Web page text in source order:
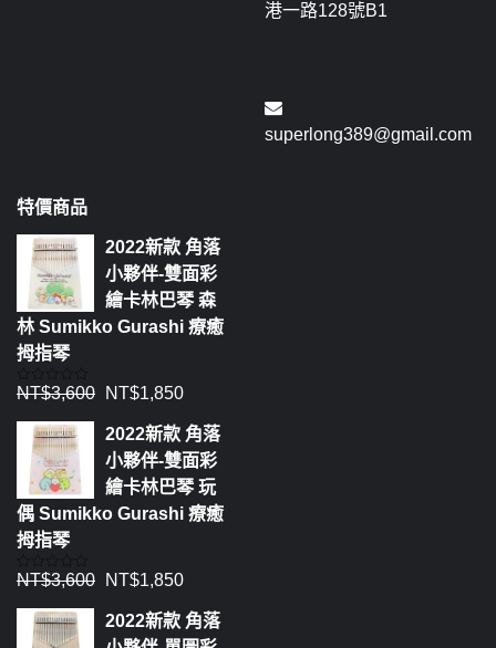
港一路128號B1
superlong389@gmail.com
特價商品
2022新款 角落
小夥伴-雙面彩
繪卡林巴琴 森
林 Sumikko Gurashi 療癒
拇指琴
評
0
NT$3,600 NT$1,850
2022新款 角落
小夥伴-雙面彩
繪卡林巴琴 玩
偶 Sumikko Gurashi 療癒
拇指琴
評
0
NT$3,600 NT$1,850
2022新款 角落